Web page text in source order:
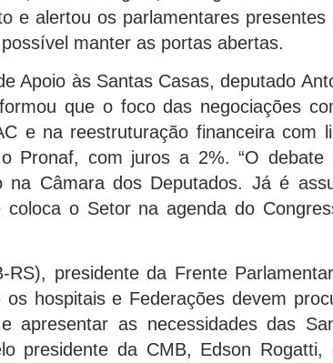
e alertou os parlamentares presentes
manter as portas abertas.
Apoio às Santas Casas, deputado
que o foco das negociações
e na reestruturação financeira com
Pronaf, com juros a 2%. “O debate
Câmara dos Deputados. Já é
o Setor na agenda do
RS), presidente da Frente
hospitais e Federações devem
apresentar as necessidades das
presidente da CMB, Edson Rogatti,